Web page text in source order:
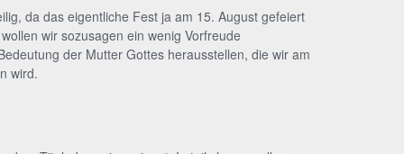
da das eigentliche Fest ja am 15. August gefeiert
wir sozusagen ein wenig Vorfreude
der Mutter Gottes herausstellen, die wir am
wird.